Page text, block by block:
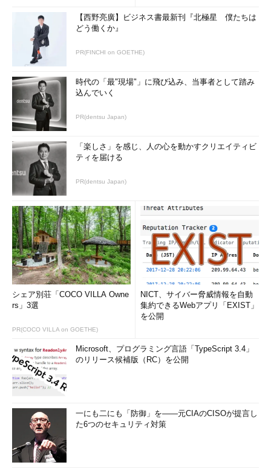
がスイス在住でAGEphoneのAndroidアプリを担当するマーティ
アス氏を訪問した時の写真である。
図3 スイスの開発拠点の様子 右上の人物は、左からマー
ティアス氏、岡崎氏、マルクス氏
「目的」さえ変更するサービス開発プロジェク
ト
【西野亮廣】ビジネス書最新刊『北極星 僕たちは
どう働くか』
PR(FINCHI on GOETHE)
時代の「最"現場"」に飛び込み、当事者として踏み
込んでいく
PR(dentsu Japan)
「楽しさ」を感じ、人の心を動かすクリエイティビ
ティを届ける
PR(dentsu Japan)
シェア別荘「COCO VILLA Owne
rs」3選
PR(COCO VILLA on GOETHE)
NICT、サイバー脅威情報を自動
集約できるWebアプリ「EXIST」
を公開
Microsoft、プログラミング言語「TypeScript 3.4」
のリリース候補版（RC）を公開
一にも二にも「防御」を――元CIAのCISOが提言し
た6つのセキュリティ対策